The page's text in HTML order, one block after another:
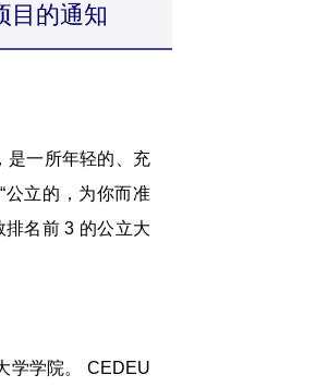
目的通知
一所年轻的、充
公立的，为你而准
名前 3 的公立大
学学院。 CEDEU